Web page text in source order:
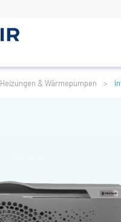
Heizungen & Wärmepumpen